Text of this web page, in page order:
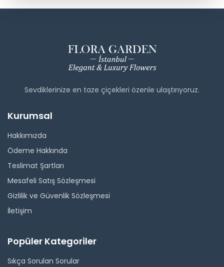
Sevdiklerinize en taze çiçekleri özenle ulaştırıyoruz.
Kurumsal
Hakkımızda
Ödeme Hakkında
Teslimat Şartları
Mesafeli Satış Sözleşmesi
Gizlilik ve Güvenlik Sözleşmesi
İletişim
Popüler Kategoriler
Sıkça Sorulan Sorular